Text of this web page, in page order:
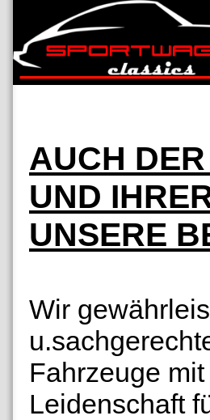
AUCH
UND
UNSERE
Wir
Fahrzeuge
Leidenschaft